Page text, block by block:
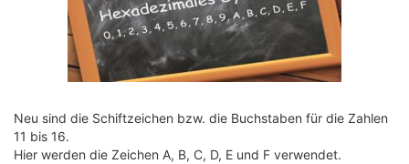
Neu sind die Schiftzeichen bzw. die Buchstaben für die Zahlen
11 bis 16.
Hier werden die Zeichen A, B, C, D, E und F verwendet.